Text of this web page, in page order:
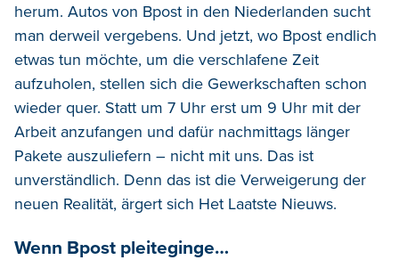
herum. Autos von Bpost in den Niederlanden sucht
man derweil vergebens. Und jetzt, wo Bpost endlich
etwas tun möchte, um die verschlafene Zeit
aufzuholen, stellen sich die Gewerkschaften schon
wieder quer. Statt um 7 Uhr erst um 9 Uhr mit der
Arbeit anzufangen und dafür nachmittags länger
Pakete auszuliefern – nicht mit uns. Das ist
unverständlich. Denn das ist die Verweigerung der
neuen Realität, ärgert sich Het Laatste Nieuws.
Wenn Bpost pleiteginge…